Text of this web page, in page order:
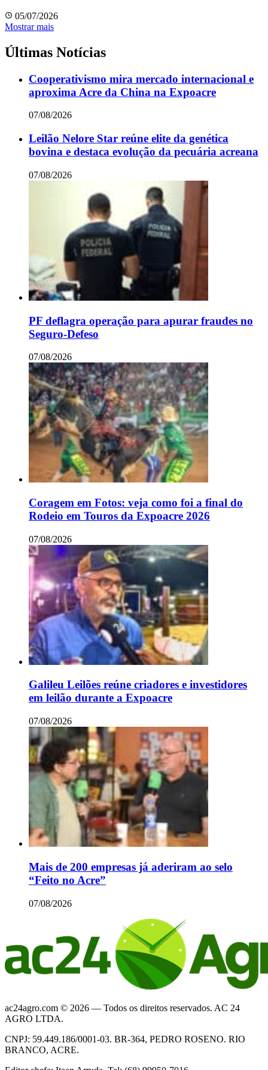
05/07/2026
Mostrar mais
Últimas Notícias
Cooperativismo mira mercado internacional e
aproxima Acre da China na Expoacre
07/08/2026
Leilão Nelore Star reúne elite da genética
bovina e destaca evolução da pecuária acreana
07/08/2026
PF deflagra operação para apurar fraudes no
Seguro-Defeso
07/08/2026
Coragem em Fotos: veja como foi a final do
Rodeio em Touros da Expoacre 2026
07/08/2026
Galileu Leilões reúne criadores e investidores
em leilão durante a Expoacre
07/08/2026
Mais de 200 empresas já aderiram ao selo
“Feito no Acre”
07/08/2026
ac24agro.com © 2026 — Todos os direitos reservados. AC 24
AGRO LTDA.
CNPJ: 59.449.186/0001-03. BR-364, PEDRO ROSENO. RIO
BRANCO, ACRE.